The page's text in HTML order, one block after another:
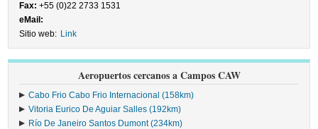
Fax: +55 (0)22 2733 1531
eMail:
Sitio web: Link
Aeropuertos cercanos a Campos CAW
Cabo Frio Cabo Frio Internacional (158km)
Vitoria Eurico De Aguiar Salles (192km)
Río De Janeiro Santos Dumont (234km)